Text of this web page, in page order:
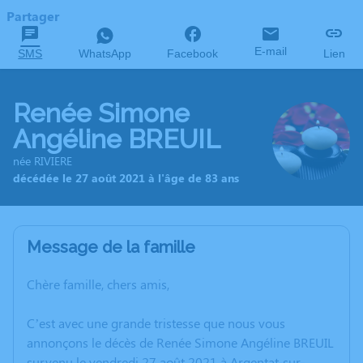
Partager
SMS WhatsApp Facebook E-mail Lien
Renée Simone
Angéline BREUIL
née RIVIERE
décédée le 27 août 2021 à l'âge de 83 ans
Message de la famille
Chère famille, chers amis,
C’est avec une grande tristesse que nous vous
annonçons le décès de Renée Simone Angéline BREUIL